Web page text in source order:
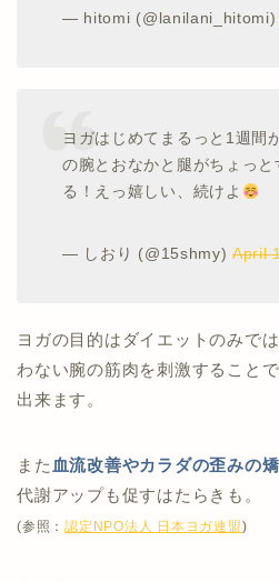
— hitomi
ヨガはじめてまるっと1週間
の腕とおなかと腿がちょっと
る！えっ嬉しい、続けよ
— しおり (@15shmy) April
ヨガの目的はダイエットのみで
わない腕の筋肉を刺激すること
出来ます。
また血流改善やカラダの歪みの
代謝アップも促すはたらきも。
(参照：認定NPO法人 日本ヨガ連盟)